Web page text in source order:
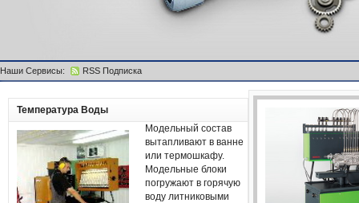
Наши Сервисы: RSS Подписка
Температура Воды
Модельный состав
вытапливают в ванне
или термошкафу.
Модельные блоки
погружают в горячую
воду литниковыми